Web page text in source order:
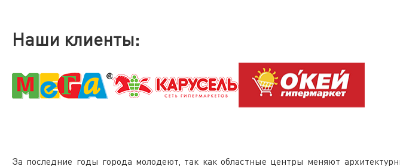
Наши клиенты:
За последние годы города молодеют, так как областные центры меняют